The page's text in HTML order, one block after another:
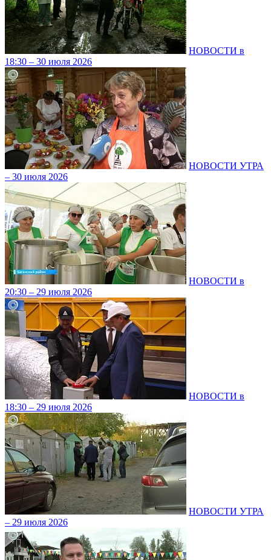
НОВОСТИ в
18:30 – 30 июля 2026
НОВОСТИ УТРА
– 30 июля 2026
НОВОСТИ в
20:30 – 29 июля 2026
НОВОСТИ в
18:30 – 29 июля 2026
НОВОСТИ УТРА
– 29 июля 2026